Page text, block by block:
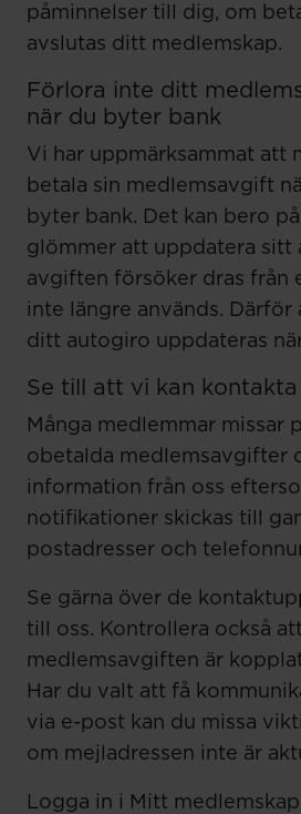
påminnelser till dig, om
avslutas ditt medlemskap.
Förlora inte ditt
när du byter bank
Vi har uppmärksammat att
betala sin medlemsavgift
byter bank. Det kan bero
glömmer att uppdatera sitt
avgiften försöker dras från
inte längre används.
ditt autogiro uppdateras
Se till att vi kan
Många medlemmar missar
obetalda medlemsavgifter
information från oss
notifikationer skickas till
postadresser och
Se gärna över de
till oss. Kontrollera också
medlemsavgiften är
Har du valt att få
via e-post kan du missa
om mejladressen inte är
Logga in i Mitt